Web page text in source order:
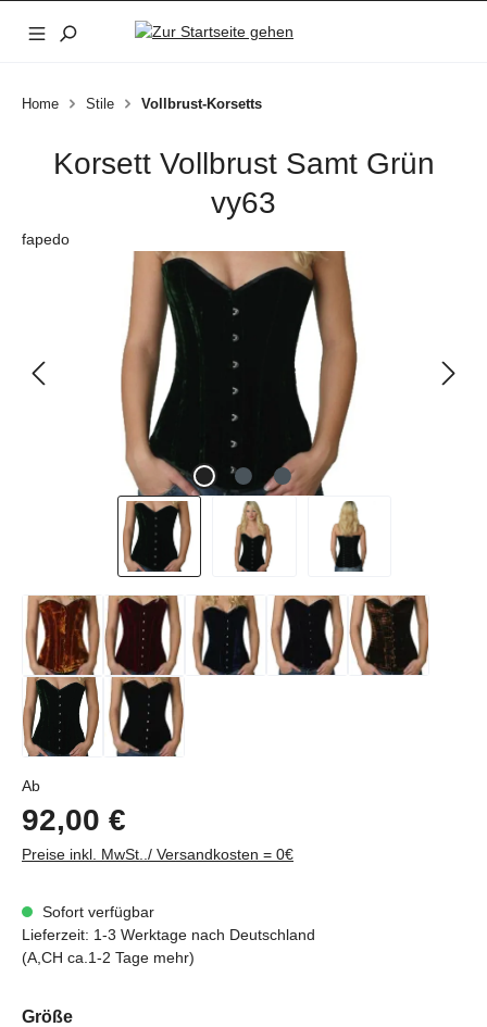
Zum Hauptinhalt springen
Home Stile Vollbrust-Korsetts
Korsett Vollbrust Samt Grün
vy63
fapedo
Bildergalerie überspringen
AbRegulärer Preis:
92,00 €
Preise inkl. MwSt../ Versandkosten = 0€
Sofort verfügbar
Lieferzeit: 1-3 Werktage nach Deutschland
(A,CH ca.1-2 Tage mehr)
Größeauswählen